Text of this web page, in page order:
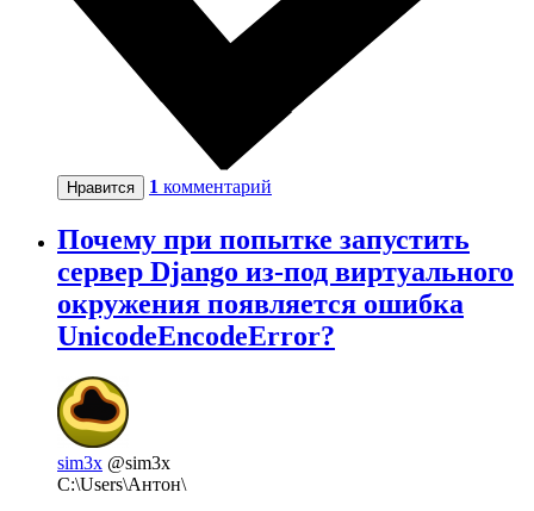
Нравится 1 комментарий
Почему при попытке запустить
сервер Django из-под виртуального
окружения появляется ошибка
UnicodeEncodeError?
sim3x @sim3x
C:\Users\Антон\